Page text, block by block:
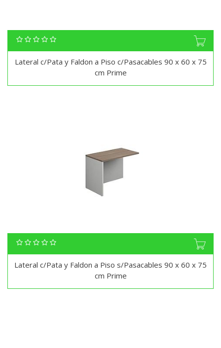
Lateral c/Pata y Faldon a Piso c/Pasacables 90 x 60 x 75
cm Prime
Lateral c/Pata y Faldon a Piso s/Pasacables 90 x 60 x 75
cm Prime